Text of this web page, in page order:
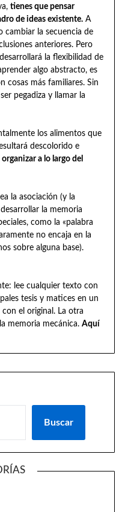
tienes que pensar
de ideas existente.A
cambiar la secuencia de
anteriores. Pero
la flexibilidad de
algo abstracto, es
cosas más familiares. Sin
pegadiza y llamar la
los alimentos que
descolorido e
a lo largo del
la asociación (y la
la memoria
como la «palabra
no encaja en la
sobre alguna base).
lee cualquier texto con
tesis y matices en un
el original. La otra
memoria mecánica. Aquí
Buscar